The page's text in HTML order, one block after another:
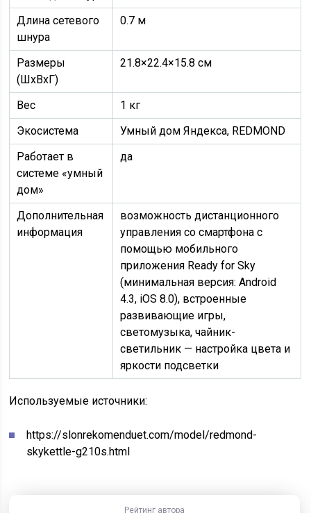
Длина сетевого
шнура
0.7 м
Размеры
(ШхВхГ)
21.8×22.4×15.8 см
Вес
1 кг
Экосистема
Умный дом Яндекса, REDMOND
Работает в
системе «умный
дом»
да
Дополнительная
информация
возможность дистанционного
управления со смартфона с
помощью мобильного
приложения Ready for Sky
(минимальная версия: Android
4.3, iOS 8.0), встроенные
развивающие игры,
светомузыка, чайник-
светильник — настройка цвета и
яркости подсветки
Используемые источники:
https://slonrekomenduet.com/model/redmond-
skykettle-g210s.html
Рейтинг автора